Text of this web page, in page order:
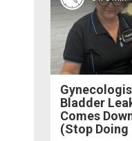
Bladder
Comes
(Stop Doing